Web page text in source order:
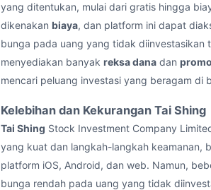
yang ditentukan, mulai dari gratis hingga
dikenakan biaya, dan platform ini dapat
bunga pada uang yang tidak
menyediakan banyak reksa dana dan
mencari peluang investasi yang beragam di
Kelebihan dan Kekurangan Tai Shing
Tai Shing Stock Investment Company
yang kuat dan langkah-langkah keamanan,
platform iOS, Android, dan web. Namun,
bunga rendah pada uang yang tidak